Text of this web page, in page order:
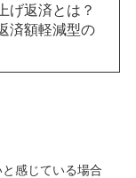
げ返済とは？
済額軽減型の
と感じている場合